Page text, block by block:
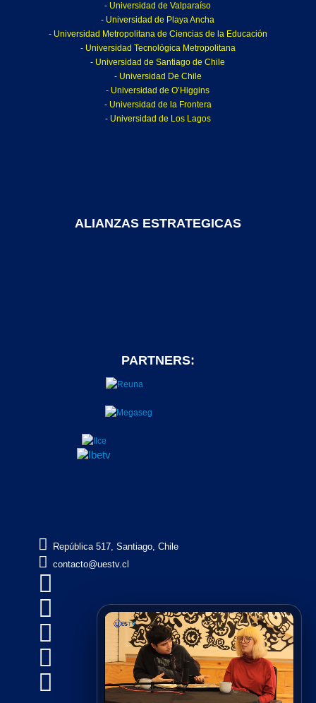
- Universidad de Valparaíso
- Universidad de Playa Ancha
- Universidad Metropolitana de Ciencias de la Educación
- Universidad Tecnológica Metropolitana
- Universidad de Santiago de Chile
- Universidad De Chile
- Universidad de O’Higgins
- Universidad de la Frontera
- Universidad de Los Lagos
ALIANZAS ESTRATEGICAS
PARTNERS:
 República 517, Santiago, Chile
 contacto@uestv.cl




